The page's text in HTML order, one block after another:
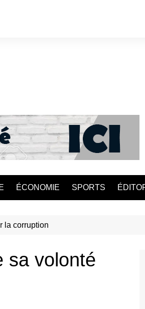
ÉCONOMIE SPORTS
la corruption
sa volonté